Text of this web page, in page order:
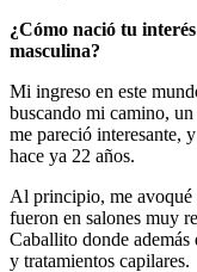
¿Cómo nació tu
masculina?
Mi ingreso en este
buscando mi camino,
me pareció interesante,
hace ya 22 años.
Al principio, me avoqué
fueron en salones muy
Caballito donde además
y tratamientos capilares.